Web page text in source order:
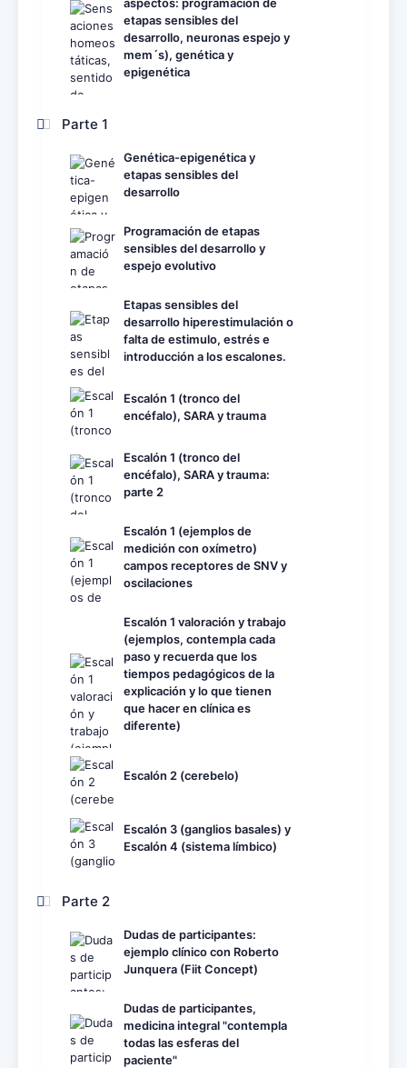
aspectos: programación de
etapas sensibles del
desarrollo, neuronas espejo y
mem´s), genética y
epigenética
Parte 1
Genética-epigenética y
etapas sensibles del
desarrollo
Programación de etapas
sensibles del desarrollo y
espejo evolutivo
Etapas sensibles del
desarrollo hiperestimulación o
falta de estimulo, estrés e
introducción a los escalones.
Escalón 1 (tronco del
encéfalo), SARA y trauma
Escalón 1 (tronco del
encéfalo), SARA y trauma:
parte 2
Escalón 1 (ejemplos de
medición con oxímetro)
campos receptores de SNV y
oscilaciones
Escalón 1 valoración y trabajo
(ejemplos, contempla cada
paso y recuerda que los
tiempos pedagógicos de la
explicación y lo que tienen
que hacer en clínica es
diferente)
Escalón 2 (cerebelo)
Escalón 3 (ganglios basales) y
Escalón 4 (sistema límbico)
Parte 2
Dudas de participantes:
ejemplo clínico con Roberto
Junquera (Fiit Concept)
Dudas de participantes,
medicina integral "contempla
todas las esferas del
paciente"